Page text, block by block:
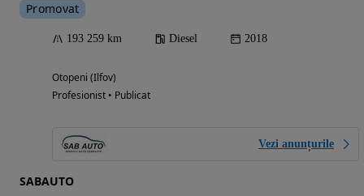
Promovat
193 259 km Diesel 2018
Otopeni (Ilfov)
Profesionist • Publicat
Vezi anunțurile
SABAUTO